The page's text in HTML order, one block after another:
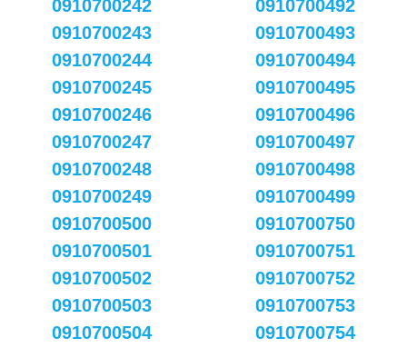
0910700242
0910700243
0910700244
0910700245
0910700246
0910700247
0910700248
0910700249
0910700492
0910700493
0910700494
0910700495
0910700496
0910700497
0910700498
0910700499
0910700500
0910700501
0910700502
0910700503
0910700504
0910700750
0910700751
0910700752
0910700753
0910700754